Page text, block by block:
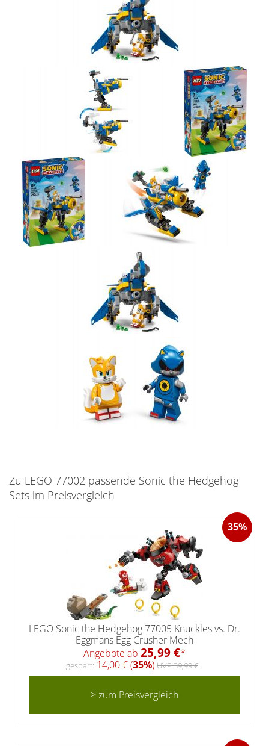
Zu LEGO 77002 passende Sonic the Hedgehog
Sets im Preisvergleich
35%
LEGO Sonic the Hedgehog 77005 Knuckles vs. Dr.
Eggmans Egg Crusher Mech
Angebote ab 25,99 €*
gespart: 14,00 € (35%) UVP 39,99 €
> zum Preisvergleich